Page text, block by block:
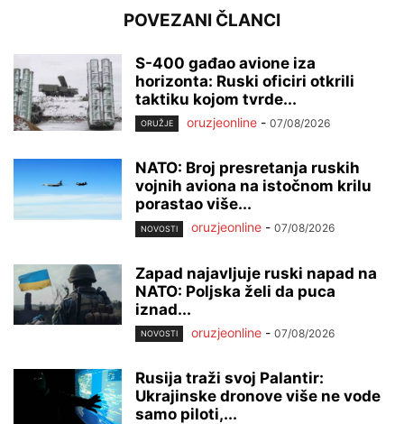
POVEZANI ČLANCI
S-400 gađao avione iza
horizonta: Ruski oficiri otkrili
taktiku kojom tvrde...
ORUŽJE oruzjeonline - 07/08/2026
NATO: Broj presretanja ruskih
vojnih aviona na istočnom krilu
porastao više...
NOVOSTI oruzjeonline - 07/08/2026
Zapad najavljuje ruski napad na
NATO: Poljska želi da puca
iznad...
NOVOSTI oruzjeonline - 07/08/2026
Rusija traži svoj Palantir:
Ukrajinske dronove više ne vode
samo piloti,...